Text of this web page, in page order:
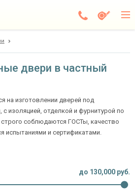
двери в частный
на изготовлении дверей под
изоляцией, отделкой и фурнитурой по
соблюдаются ГОСТы, качество
испытаниями и сертификатами.
до 130,000 руб.